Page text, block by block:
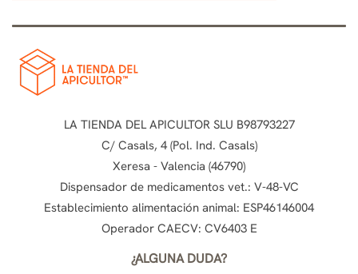
LA TIENDA DEL APICULTOR SLU B98793227
C/ Casals, 4 (Pol. Ind. Casals)
Xeresa - Valencia (46790)
Dispensador de medicamentos vet.: V-48-VC
Establecimiento alimentación animal: ESP46146004
Operador CAECV: CV6403 E
¿ALGUNA DUDA?